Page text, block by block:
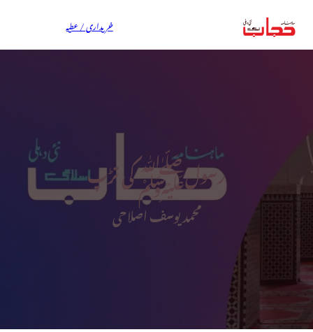
خریداری / عطیہ
رسولﷺ کی تڑپ
محمد یوسف اصلاحی